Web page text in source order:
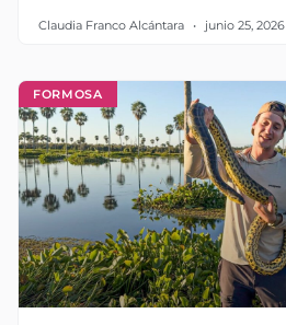
Claudia Franco Alcántara junio 25, 2026
FORMOSA